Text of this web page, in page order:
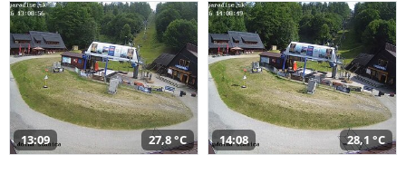
13:09 27,8 °C 14:08 28,1 °C